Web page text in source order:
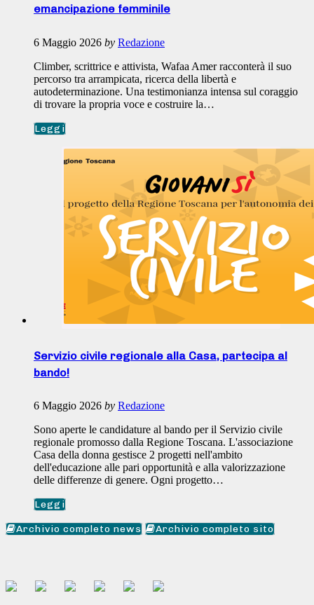
emancipazione femminile
6 Maggio 2026 by Redazione
Climber, scrittrice e attivista, Wafaa Amer racconterà il suo
percorso tra arrampicata, ricerca della libertà e
autodeterminazione. Una testimonianza intensa sul coraggio
di trovare la propria voce e costruire la…
Leggi
Servizio civile regionale alla Casa, partecipa al
bando!
6 Maggio 2026 by Redazione
Sono aperte le candidature al bando per il Servizio civile
regionale promosso dalla Regione Toscana. L'associazione
Casa della donna gestisce 2 progetti nell'ambito
dell'educazione alle pari opportunità e alla valorizzazione
delle differenze di genere. Ogni progetto…
Leggi
Archivio completo news Archivio completo sito